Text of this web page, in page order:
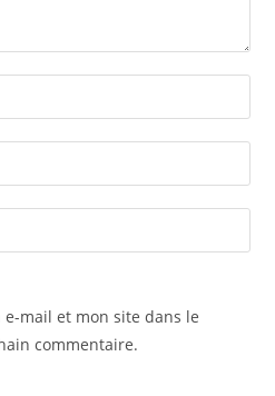
mail et mon site dans le
commentaire.